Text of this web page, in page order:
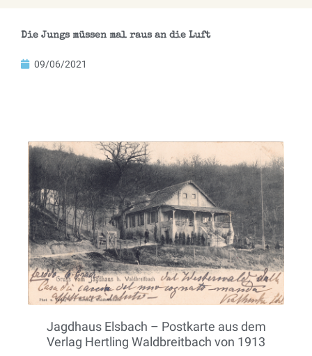
Die Jungs müssen mal raus an die Luft
09/06/2021
Jagdhaus Elsbach – Postkarte aus dem
Verlag Hertling Waldbreitbach von 1913